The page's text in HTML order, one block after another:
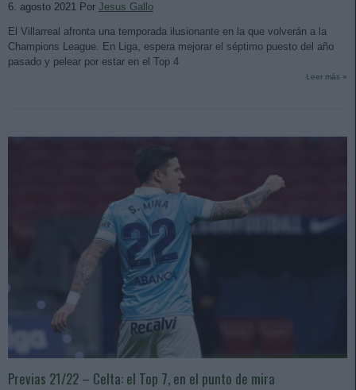
6. agosto 2021 Por Jesus Gallo
El Villarreal afronta una temporada ilusionante en la que volverán a la
Champions League. En Liga, espera mejorar el séptimo puesto del año
pasado y pelear por estar en el Top 4
Leer más »
Previas 21/22 – Celta: el Top 7, en el punto de mira